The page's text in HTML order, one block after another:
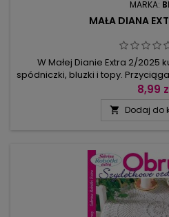
MARKA:
MAŁA DIANA
W Małej Dianie Extra 2/2025
spódniczki, bluzki i topy.
długie kamizele w stylu boho
zrobiona z tej samej włóczki,
8,99
 Dodaj do